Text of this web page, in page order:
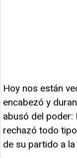
Hoy nos están
encabezó y
abusó del poder:
rechazó todo
de su partido a